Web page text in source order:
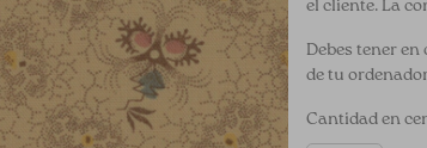
el cliente. La
Debes tener
de tu
Cantidad en